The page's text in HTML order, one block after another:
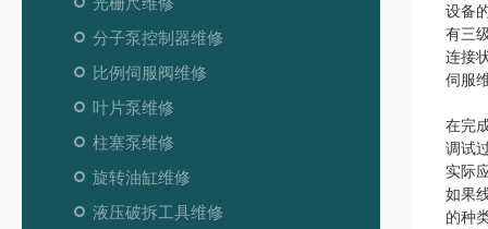
分子泵控制器维修
比例伺服阀维修
叶片泵维修
柱塞泵维修
旋转油缸维修
液压破拆工具维修
设备
有三
连接
伺服
在完
调试
实际
如果
的种